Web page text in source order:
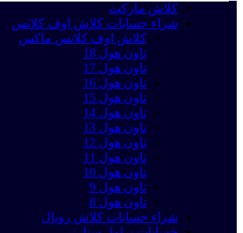
كلاش ماركت
شراء حسابات كلاش اوف كلانس
كلاش اوف كلانس ماكس
تاون هول 18
تاون هول 17
تاون هول 16
تاون هول 15
تاون هول 14
تاون هول 13
تاون هول 12
تاون هول 11
تاون هول 10
تاون هول 9
تاون هول 8
شراء حسابات كلاش رويال